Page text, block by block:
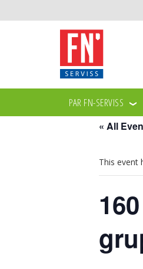
PAR FN-SERVISS
« All
This event